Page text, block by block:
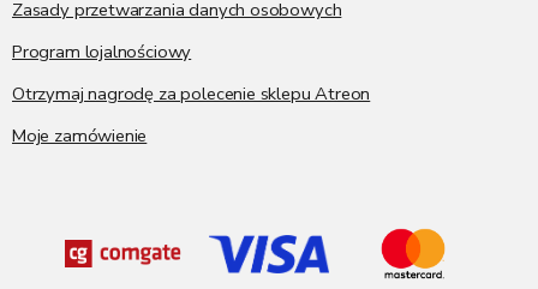
Zasady przetwarzania danych osobowych
Program lojalnościowy
Otrzymaj nagrodę za polecenie sklepu Atreon
Moje zamówienie